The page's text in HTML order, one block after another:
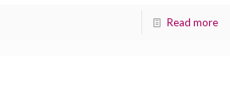
Read more